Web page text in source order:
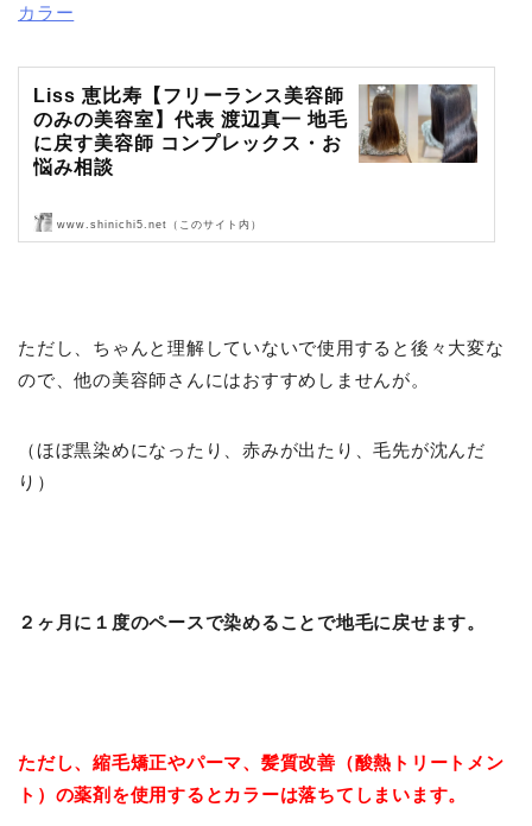
カラー
Liss 恵比寿【フリーランス美容師
のみの美容室】代表 渡辺真一 地毛
に戻す美容師 コンプレックス・お
悩み相談
Liss 恵比寿【フリーランス美容師のみの美容室】代表 渡辺真一 地毛
www.shinichi5.net（このサイト内）
ただし、ちゃんと理解していないで使用すると後々大変な
ので、他の美容師さんにはおすすめしませんが。
（ほぼ黒染めになったり、赤みが出たり、毛先が沈んだ
り）
２ヶ月に１度のペースで染めることで地毛に戻せます。
ただし、縮毛矯正やパーマ、髪質改善（酸熱トリートメン
ト）の薬剤を使用するとカラーは落ちてしまいます。